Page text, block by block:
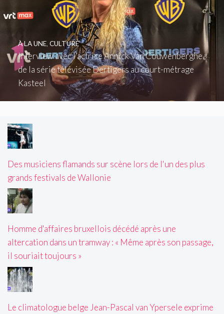
Interview avec l’actrice Annick Van Couwenberghe :
de la série télévisée Dertigers au court-métrage
Kasteel
À LA UNE, CULTURE
Des musiciens flamands sur scène lors de l'un des plus
grands festivals de Wallonie
Homme d'affaires bruxellois décédé après une
altercation dans un tramway : « Même après son passage,
il souriait toujours »
Le climatologue belge Jean-Pascal van Ypersele exprime